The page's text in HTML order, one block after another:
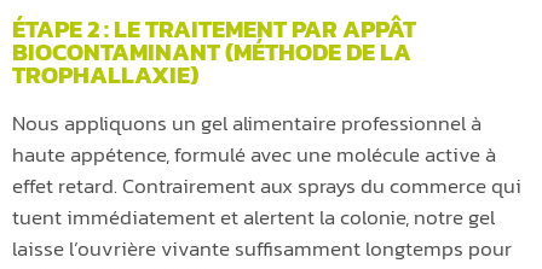
ÉTAPE 2 : LE TRAITEMENT PAR APPÂT
BIOCONTAMINANT (MÉTHODE DE LA
TROPHALLAXIE)
Nous appliquons un gel alimentaire professionnel à
haute appétence, formulé avec une molécule active à
effet retard. Contrairement aux sprays du commerce qui
tuent immédiatement et alertent la colonie, notre gel
laisse l’ouvrière vivante suffisamment longtemps pour